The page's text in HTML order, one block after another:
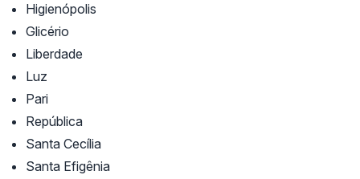
Higienópolis
Glicério
Liberdade
Luz
Pari
República
Santa Cecília
Santa Efigênia